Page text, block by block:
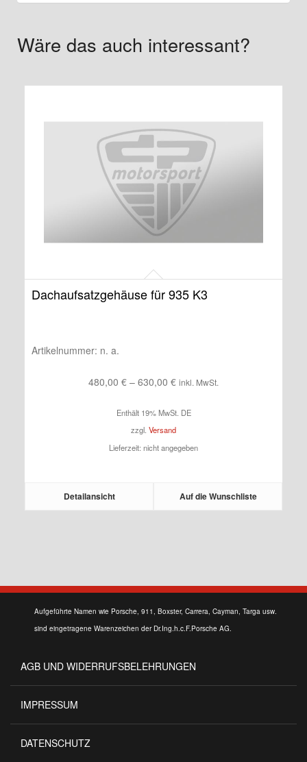
Wäre das auch interessant?
Dachaufsatzgehäuse für 935 K3
Artikelnummer: n. a.
480,00 € – 630,00 €Preisspanne:
bis
630,00 €
inkl. MwSt.
Enthält 19% MwSt. DE
zzgl. Versand
Lieferzeit: nicht angegeben
Detailansicht Auf die Wunschliste
Aufgeführte Namen wie Porsche, 911, Boxster, Carrera, Cayman, Targa usw.
sind eingetragene Warenzeichen der Dr.Ing.h.c.F.Porsche AG.
AGB UND WIDERRUFSBELEHRUNGEN
IMPRESSUM
DATENSCHUTZ